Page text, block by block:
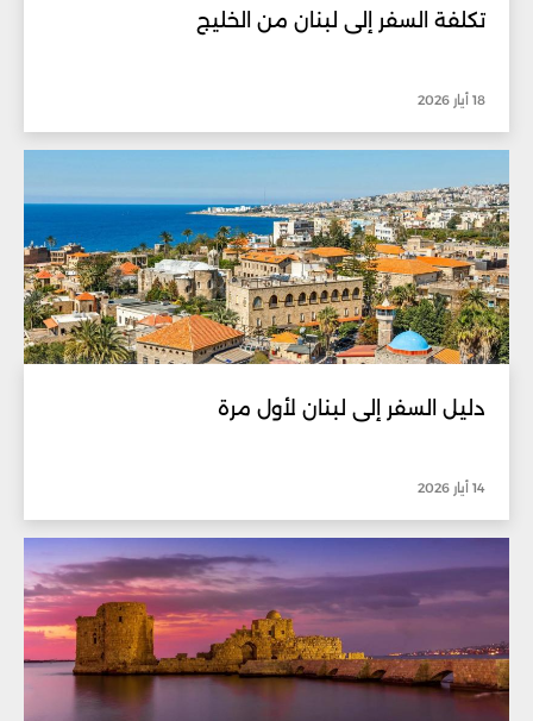
تكلفة السفر إلى لبنان من الخليج
18 أيار 2026
دليل السفر إلى لبنان لأول مرة
14 أيار 2026